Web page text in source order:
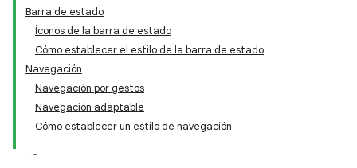
Barra de estado
Íconos de la barra de estado
Cómo establecer el estilo de la barra de estado
Navegación
Navegación por gestos
Navegación adaptable
Cómo establecer un estilo de navegación